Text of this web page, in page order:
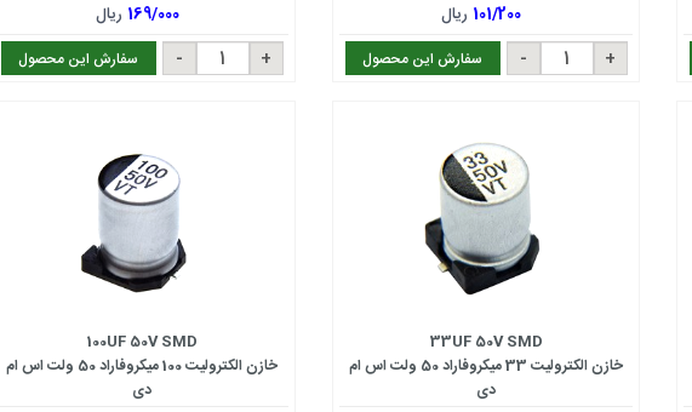
101/200 ریال
سفارش این محصول
169/000 ریال
سفارش این محصول
33UF 50V SMD
خازن الکترولیت 33 میکروفاراد 50 ولت اس ام
دی
100UF 50V SMD
خازن الکترولیت 100 میکروفاراد 50 ولت اس ام
دی